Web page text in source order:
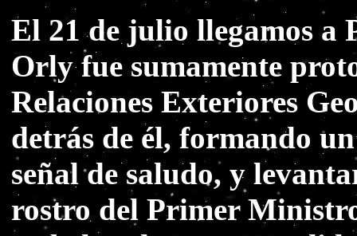
El 21 de julio llegamos a
Orly fue sumamente
Relaciones Exteriores
detrás de él, formando
señal de saludo, y
rostro del Primer